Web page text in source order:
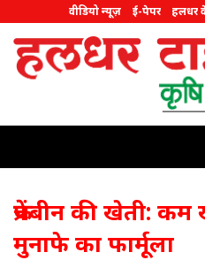
वीडियो न्यूज़ ई-पेपर हलधर
फ्रेंचबीन की खेती:
मुनाफे का फार्मूला